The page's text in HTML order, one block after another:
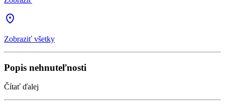
Zobraziť všetky
Popis nehnuteľnosti
Čítať ďalej